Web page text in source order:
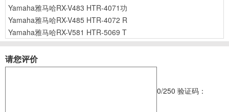
Yamaha雅马哈RX-V483 HTR-4071功
Yamaha雅马哈RX-V485 HTR-4072 R
Yamaha雅马哈RX-V581 HTR-5069 T
请您评价
0/250 验证码：